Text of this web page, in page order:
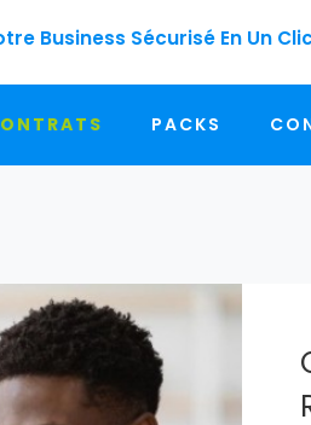
Votre Business Sécurisé En Un
PACKS